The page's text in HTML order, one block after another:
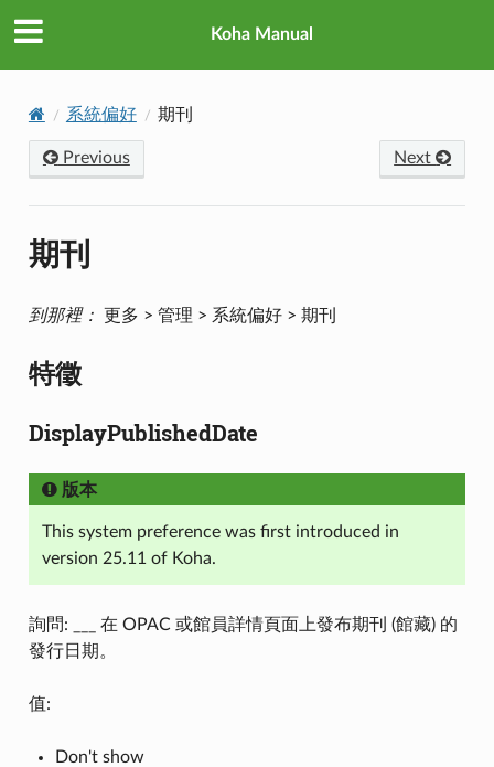
Koha Manual
系統偏好 期刊
Previous Next
期刊
到那裡： 更多 > 管理 > 系統偏好 > 期刊
特徵
DisplayPublishedDate
版本
This system preference was first introduced in
version 25.11 of Koha.
詢問: ___ 在 OPAC 或館員詳情頁面上發布期刊 (館藏) 的
發行日期。
值:
Don't show